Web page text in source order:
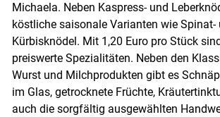
Michaela. Neben Kaspress- und
köstliche saisonale Varianten wie Spinat-
Kürbisknödel. Mit 1,20 Euro pro Stück
preiswerte Spezialitäten. Neben den
Wurst und Milchprodukten gibt es
im Glas, getrocknete Früchte,
auch die sorgfältig ausgewählten